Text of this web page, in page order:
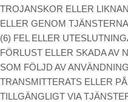
TROJANSKOR ELLER
ELLER GENOM
(6) FEL ELLER
FÖRLUST ELLER SKADA AV
SOM FÖLJD AV
TRANSMITTERATS ELLER
TILLGÄNGLIGT VIA